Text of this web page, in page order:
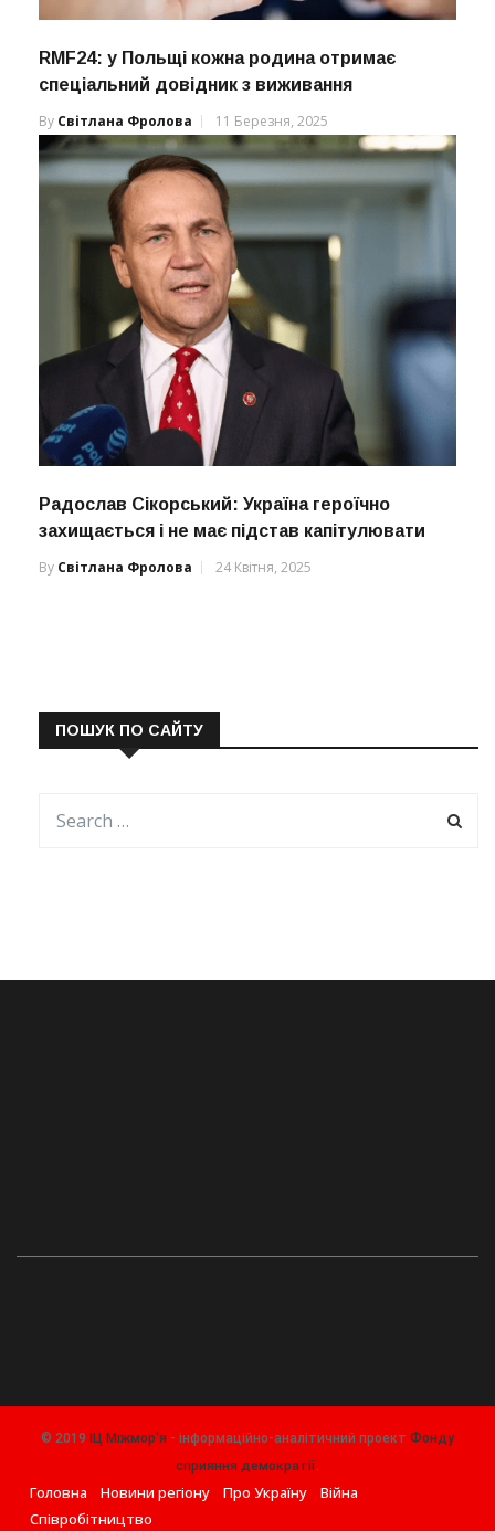
RMF24: у Польщі кожна родина отримає
спеціальний довідник з виживання
By Світлана Фролова 11 Березня, 2025
Радослав Сікорський: Україна героїчно
захищається і не має підстав капітулювати
By Світлана Фролова 24 Квітня, 2025
ПОШУК ПО САЙТУ
© 2019 ІЦ Міжмор'я - інформаційно-аналітичний проект Фонду
сприяння демократії.
Головна Новини регіону Про Україну
Війна
Співробітництво